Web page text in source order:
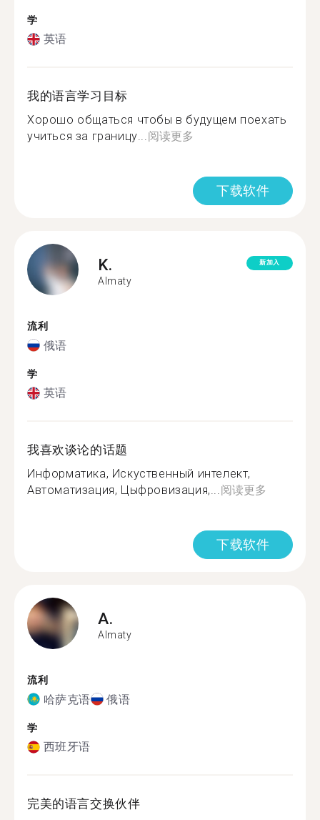
学
英语
我的语言学习目标
Хорошо общаться чтобы в будущем поехать
учиться за границу...阅读更多
下载软件
K.
Almaty
新加入
流利
俄语
学
英语
我喜欢谈论的话题
Информатика, Искуственный интелект,
Автоматизация, Цыфровизация,...阅读更多
下载软件
A.
Almaty
流利
哈萨克语 俄语
学
西班牙语
完美的语言交换伙伴